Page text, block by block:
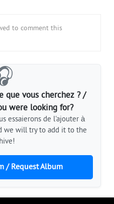
to comment this
que vous cherchez ? /
were looking for?
essaierons de l'ajouter à
we will try to add it to the
/ Request Album